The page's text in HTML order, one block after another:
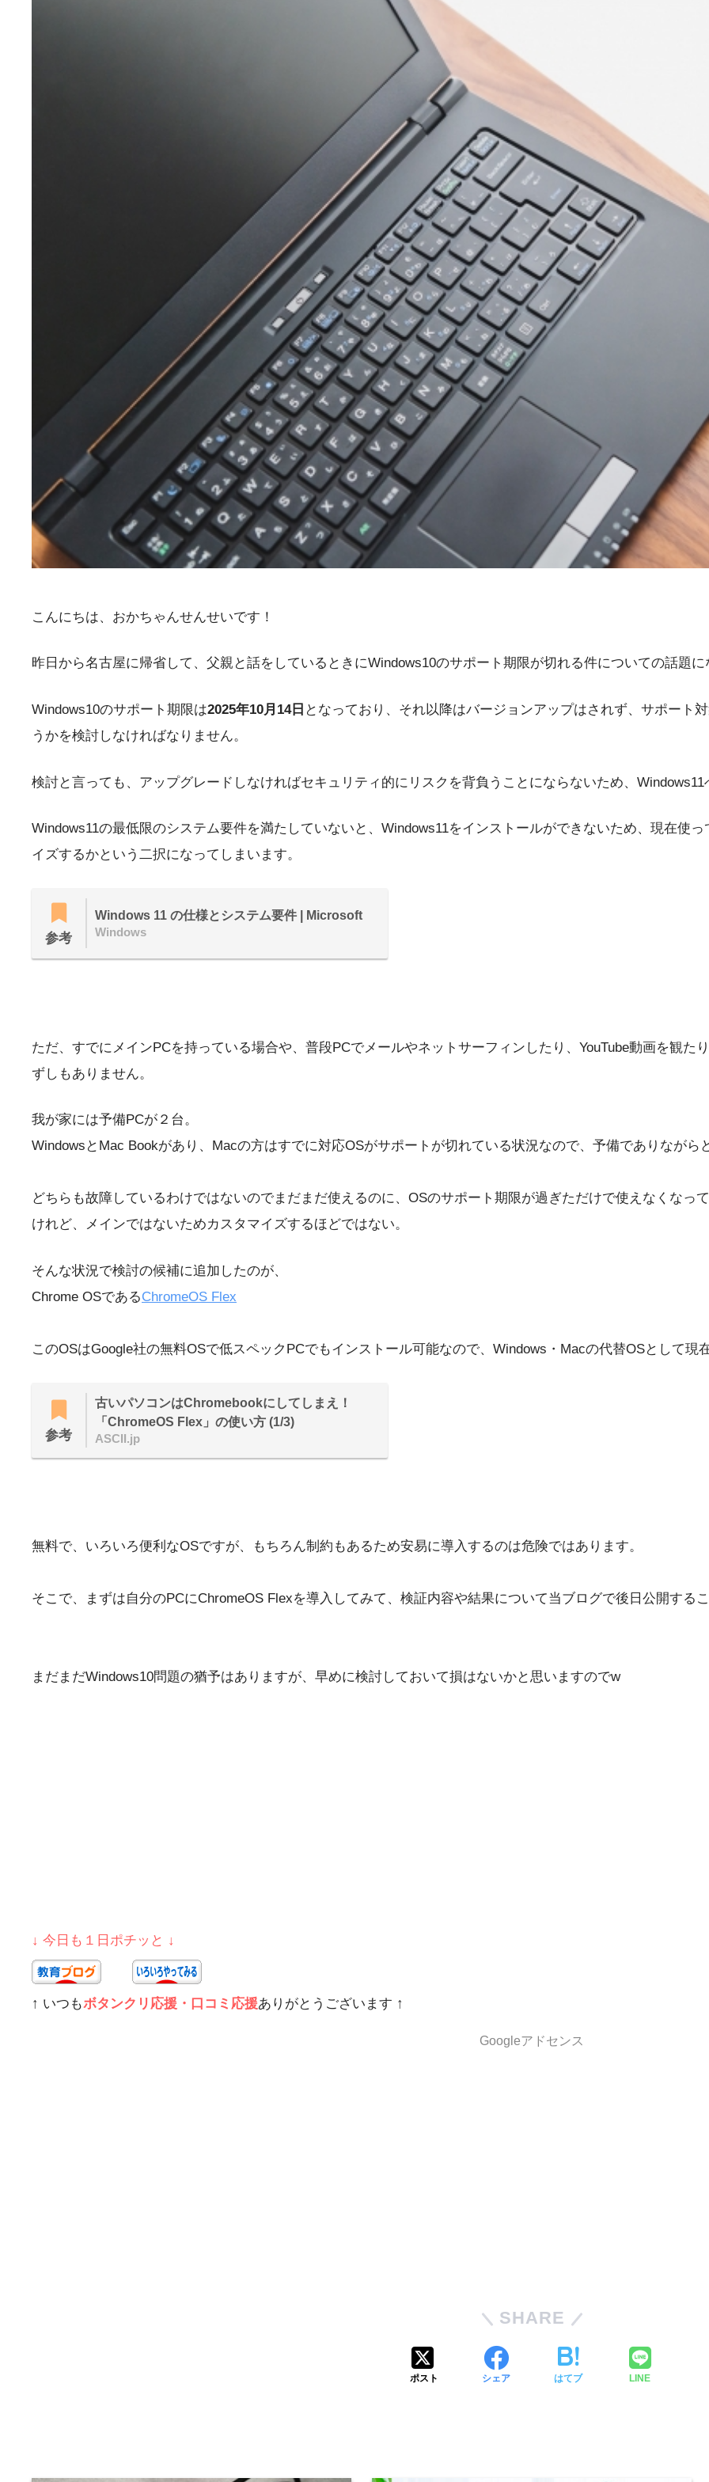
こんにちは、おかちゃんせんせいです！
昨日から名古屋に帰省して、父親と話をしているときにWindows10のサポート期限が切れる件についての話題に
Windows10のサポート期限は2025年10月14日 となっており、それ以降はバージョンアップはされず、サポート
うかを検討しなければなりません。
検討と言っても、アップグレードしなければセキュリティ的にリスクを背負うことにならないため、
Windows11の最低限のシステム要件を満たしていないと、Windows11をインストールができないため、現在使
イズするかという二択になってしまいます。
参考
Windows 11 の仕様とシステム要件 | Microsoft
Windows
ただ、すでにメインPCを持っている場合や、普段PCでメールやネットサーフィンしたり、YouTube動画を観た
ずしもありません。
我が家には予備PCが２台。
WindowsとMac Bookがあり、Macの方はすでに対応OSがサポートが切れている状況なので、予備でありながら
どちらも故障しているわけではないのでまだまだ使えるのに、OSのサポート期限が過ぎただけで使えなくなっ
けれど、メインではないためカスタマイズするほどではない。
そんな状況で検討の候補に追加したのが、
Chrome OSであるChromeOS Flex
このOSはGoogle社の無料OSで低スペックPCでもインストール可能なので、Windows・Macの代替OSとして現
参考
古いパソコンはChromebookにしてしまえ！
「ChromeOS Flex」の使い方 (1/3)
ASCII.jp
無料で、いろいろ便利なOSですが、もちろん制約もあるため安易に導入するのは危険ではあります。
そこで、まずは自分のPCにChromeOS Flexを導入してみて、検証内容や結果について当ブログで後日公開する
まだまだWindows10問題の猶予はありますが、早めに検討しておいて損はないかと思いますのでw
↓ 今日も１日ポチッと ↓
↑ いつもボタンクリ応援・口コミ応援ありがとうございます ↑
Googleアドセンス
SHARE
ポスト シェア はてブ LINE